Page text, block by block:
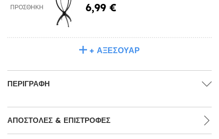
ΠΡΟΣΘΉΚΗ 6,99 €
+ ΑΞΕΣΟΥΆΡ
ΠΕΡΙΓΡΑΦΉ
ΑΠΟΣΤΟΛΈΣ & ΕΠΙΣΤΡΟΦΈΣ